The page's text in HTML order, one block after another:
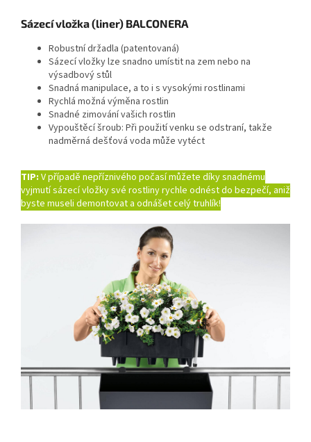
Sázecí vložka (liner) BALCONERA
Robustní držadla (patentovaná)
Sázecí vložky lze snadno umístit na zem nebo na
výsadbový stůl
Snadná manipulace, a to i s vysokými rostlinami
Rychlá možná výměna rostlin
Snadné zimování vašich rostlin
Vypouštěcí šroub: Při použití venku se odstraní, takže
nadměrná dešťová voda může vytéct
TIP: V případě nepříznivého počasí můžete díky snadnému
vyjmutí sázecí vložky své rostliny rychle odnést do bezpečí, aniž
byste museli demontovat a odnášet celý truhlík!